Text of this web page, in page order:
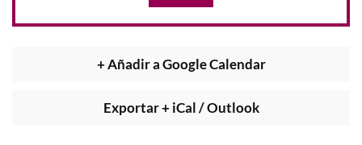
+ Añadir a Google Calendar
Exportar + iCal / Outlook